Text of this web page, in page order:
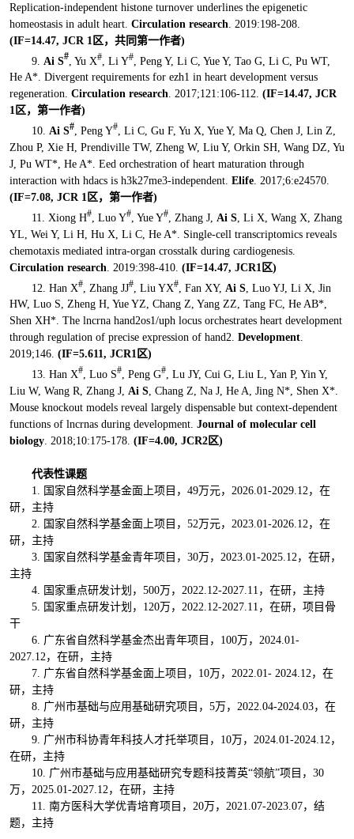
Replication-independent histone turnover underlines the epigenetic
homeostasis in adult heart. Circulation research . 2019:198-208.
(IF=14.47, JCR 1区，共同第一作者)
9. Ai S#, Yu X#, Li Y#, Peng Y, Li C, Yue Y, Tao G, Li C, Pu WT,
He A*. Divergent requirements for ezh1 in heart development versus
regeneration. Circulation research. 2017;121:106-112. (IF=14.47, JCR
1区，第一作者)
10. Ai S#, Peng Y#, Li C, Gu F, Yu X, Yue Y, Ma Q, Chen J, Lin Z,
Zhou P, Xie H, Prendiville TW, Zheng W, Liu Y, Orkin SH, Wang DZ, Yu
J, Pu WT*, He A*. Eed orchestration of heart maturation through
interaction with hdacs is h3k27me3-independent. Elife. 2017;6:e24570.
(IF=7.08, JCR 1区 ， 第一作者)
11. Xiong H#, Luo Y#, Yue Y#, Zhang J, Ai S, Li X, Wang X, Zhang
YL, Wei Y, Li H, Hu X, Li C, He A*. Single-cell transcriptomics reveals
chemotaxis mediated intra-organ crosstalk during cardiogenesis.
Circulation research . 2019:398-410. (IF=14.47, JCR1区)
12. Han X#, Zhang JJ#, Liu YX#, Fan XY, Ai S, Luo YJ, Li X, Jin
HW, Luo S, Zheng H, Yue YZ, Chang Z, Yang ZZ, Tang FC, He AB*,
Shen XH*. The lncrna hand2os1/uph locus orchestrates heart development
through regulation of precise expression of hand2. Development.
2019;146. (IF=5.611, JCR1区)
13. Han X#, Luo S#, Peng G#, Lu JY, Cui G, Liu L, Yan P, Yin Y,
Liu W, Wang R, Zhang J, Ai S, Chang Z, Na J, He A, Jing N*, Shen X*.
Mouse knockout models reveal largely dispensable but context-dependent
functions of lncrnas during development. Journal of molecular cell
biology. 2018;10:175-178. (IF=4.00, JCR2区)
代表性课题
1. 国家自然科学基金面上项目，49万元，2026.01-2029.12，在
研，主持
2. 国家自然科学基金面上项目，52万元，2023.01-2026.12，在
研，主持
3. 国家自然科学基金青年项目，30万，2023.01-2025.12，在研，
主持
4. 国家重点研发计划，500万，2022.12-2027.11，在研，主持
5. 国家重点研发计划，120万，2022.12-2027.11，在研，项目骨
干
6. 广东省自然科学基金杰出青年项目，100万，2024.01-
2027.12，在研，主持
7. 广东省自然科学基金面上项目，10万，2022.01- 2024.12，在
研，主持
8. 广州市基础与应用基础研究项目，5万，2022.04-2024.03，在
研，主持
9. 广州市科协青年科技人才托举项目，10万，2024.01-2024.12，
在研，主持
10. 广州市基础与应用基础研究专题科技菁英“领航”项目，30
万，2025.01-2027.12，在研，主持
11. 南方医科大学优青培育项目，20万，2021.07-2023.07，结
题，主持